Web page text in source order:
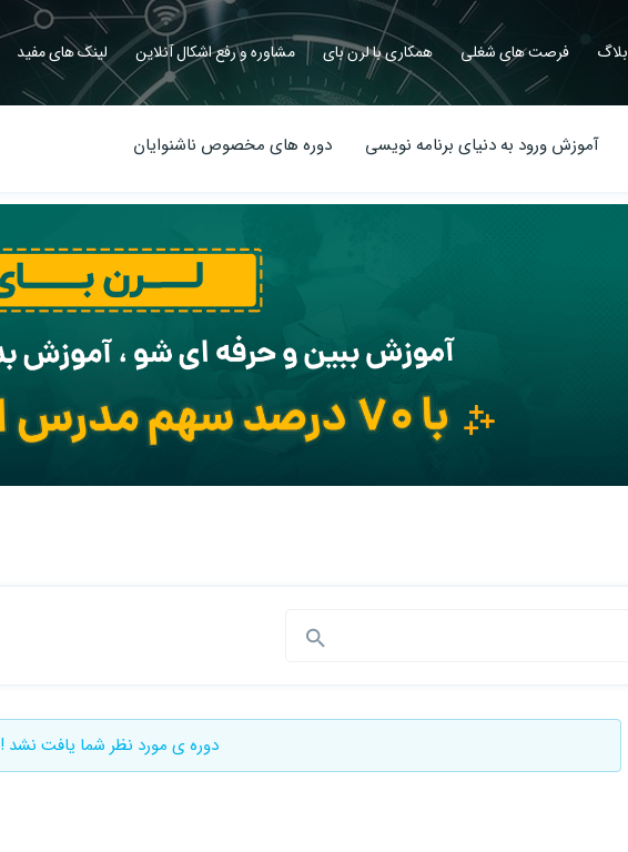
بلاگ فرصت های شغلی همکاری با لرن بای مشاوره و رفع اشکال آنلاین لینک های مفید
آموزش ورود به دنیای برنامه نویسی دوره های مخصوص ناشنوایان
دوره ی مورد نظر شما یافت نشد !